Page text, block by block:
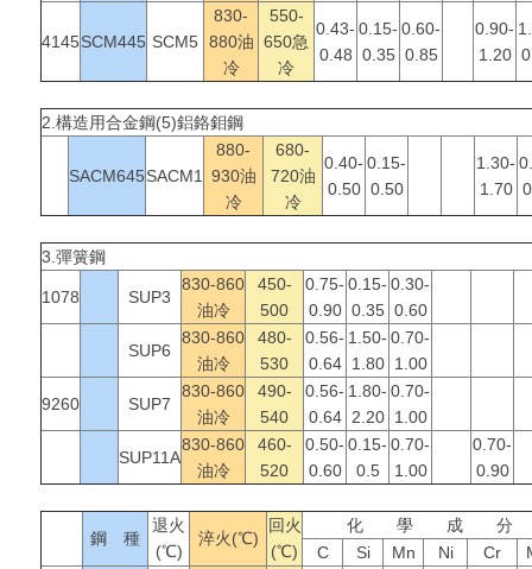
4145SCM445 SCM5
830-
880油
冷
550-
650急
冷
0.43-
0.48
0.15-
0.35
0.60-
0.85
0.90-
1.20
2.構造用合金鋼(5)鋁鉻鉬鋼
SACM645SACM1
880-
930油
冷
680-
720油
冷
0.40-
0.50
0.15-
0.50
1.30-
1.70
3.彈簧鋼
1078 SUP3
830-860
油冷
450-
500
0.75-
0.90
0.15-
0.35
0.30-
0.60
SUP6
830-860
油冷
480-
530
0.56-
0.64
1.50-
1.80
0.70-
1.00
9260 SUP7
830-860
油冷
490-
540
0.56-
0.64
1.80-
2.20
0.70-
1.00
SUP11A
830-860
油冷
460-
520
0.50-
0.60
0.15-
0.5
0.70-
1.00
0.70-
0.90
鋼 種
退火
(℃)
淬火(℃)
回火
(℃)
化 學 成 分
C
Si Mn Ni Cr